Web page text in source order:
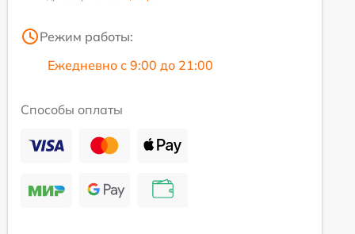
Режим работы:
Ежедневно с 9:00 до 21:00
Способы оплаты